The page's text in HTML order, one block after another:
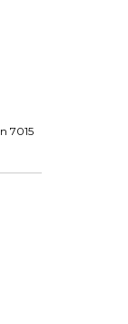
7015